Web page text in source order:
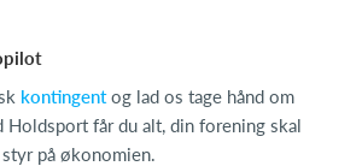
kontingentog lad os tage hånd om
Holdsport får du alt, din forening skal
på økonomien.